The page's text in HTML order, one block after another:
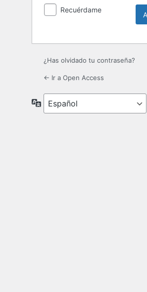
Recuérdame
¿Has olvidado tu contraseña?
← Ir a Open Access
Idioma